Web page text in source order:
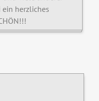
ein herzliches